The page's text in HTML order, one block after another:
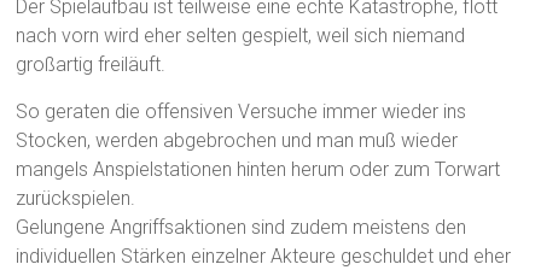
Der Spielaufbau ist teilweise eine echte Katastrophe, flott
nach vorn wird eher selten gespielt, weil sich niemand
großartig freiläuft.
So geraten die offensiven Versuche immer wieder ins
Stocken, werden abgebrochen und man muß wieder
mangels Anspielstationen hinten herum oder zum Torwart
zurückspielen.
Gelungene Angriffsaktionen sind zudem meistens den
individuellen Stärken einzelner Akteure geschuldet und eher